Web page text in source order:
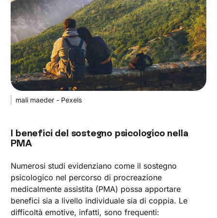
mali maeder - Pexels
I benefici del sostegno psicologico nella
PMA
Numerosi studi evidenziano come il sostegno
psicologico nel percorso di procreazione
medicalmente assistita (PMA) possa apportare
benefici sia a livello individuale sia di coppia. Le
difficoltà emotive, infatti, sono frequenti: